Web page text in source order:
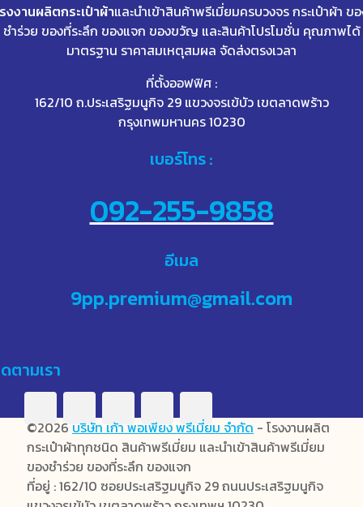
งงานผลิตกระเป๋าผ้าและนำเข้าสินค้าพรีเมี่ยมครบวงจร กระเป๋าผ้า ข
ชำร่วย ของที่ระลึก ของแจก ของขวัญ และสินค้าโปรโมชั่น คุณภาพได้
มาตรฐาน ราคาสมเหตุสมผล จัดส่งตรงเวลา
ที่ตั้งออฟฟิศ :
162/10 ถ.ประเสริฐมนูกิจ 29 แขวงจรเข้บัว เขตลาดพร้าว
กรุงเทพมหานคร 10230
เบอร์โทร :
092-255-9858
อีเมล
9pp.premium@gmail.com
ตามเรา
©2026 บริษัท เก้า พอเพียง พรีเมี่ยม จำกัด - โรงงานผลิต
กระเป๋าผ้าทุกชนิด สินค้าพรีเมี่ยม และนำเข้าสินค้าพรีเมี่ยม
ของชำร่วย ของที่ระลึก ของแจก
ที่อยู่ : 162/10 ซอยประเสริฐมนูกิจ 29 ถนนประเสริฐมนูกิจ